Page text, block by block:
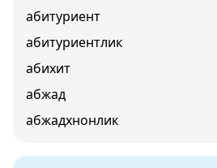
абитуриент
абитуриентлик
абихит
абжад
абжадхнонлик